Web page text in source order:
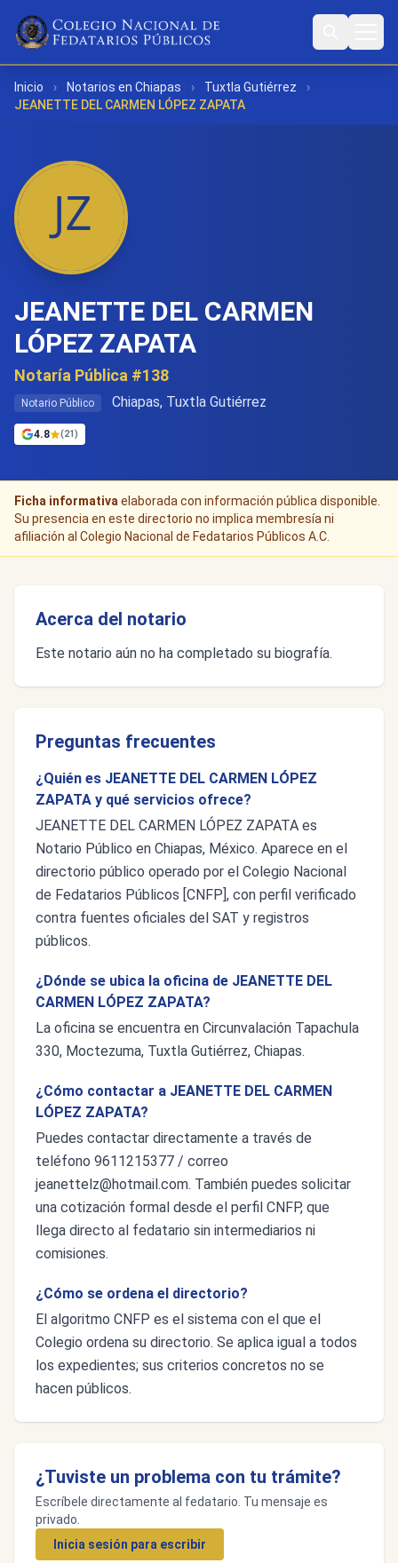
Inicio › Notarios en Chiapas › Tuxtla Gutiérrez
›
JEANETTE DEL CARMEN LÓPEZ ZAPATA
JEANETTE DEL CARMEN
LÓPEZ ZAPATA
Notaría Pública #138
Notario Público Chiapas, Tuxtla Gutiérrez
4.8 (21)
Ficha informativa elaborada con información pública disponible.
Su presencia en este directorio no implica membresía ni
afiliación al Colegio Nacional de Fedatarios Públicos A.C.
Acerca del notario
Este notario aún no ha completado su biografía.
Preguntas frecuentes
¿Quién es JEANETTE DEL CARMEN LÓPEZ
ZAPATA y qué servicios ofrece?
JEANETTE DEL CARMEN LÓPEZ ZAPATA es
Notario Público en Chiapas, México. Aparece en el
directorio público operado por el Colegio Nacional
de Fedatarios Públicos [CNFP], con perfil verificado
contra fuentes oficiales del SAT y registros
públicos.
¿Dónde se ubica la oficina de JEANETTE DEL
CARMEN LÓPEZ ZAPATA?
La oficina se encuentra en Circunvalación Tapachula
330, Moctezuma, Tuxtla Gutiérrez, Chiapas.
¿Cómo contactar a JEANETTE DEL CARMEN
LÓPEZ ZAPATA?
Puedes contactar directamente a través de
teléfono 9611215377 / correo
jeanettelz@hotmail.com. También puedes solicitar
una cotización formal desde el perfil CNFP, que
llega directo al fedatario sin intermediarios ni
comisiones.
¿Cómo se ordena el directorio?
El algoritmo CNFP es el sistema con el que el
Colegio ordena su directorio. Se aplica igual a todos
los expedientes; sus criterios concretos no se
hacen públicos.
¿Tuviste un problema con tu trámite?
Escríbele directamente al fedatario. Tu mensaje es
privado.
Inicia sesión para escribir